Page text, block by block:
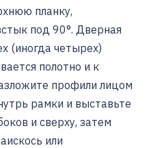
планку,
под 90°. Дверная
(иногда четырех)
полотно и к
профили лицом
рамки и выставьте
и сверху, затем
или